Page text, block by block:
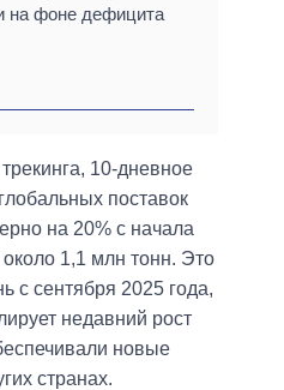
на фоне дефицита
10-дневное
поставок
на 20% с начала
1,1 млн тонн. Это
с сентября 2025 года,
недавний рост
новые
странах.